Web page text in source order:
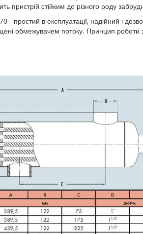
стійким до різного роду
простий в експлуатації, надійний і
обмежувачем потоку. Принцип